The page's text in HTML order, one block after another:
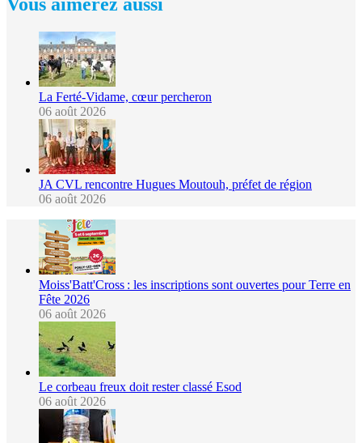
La Ferté-Vidame, cœur percheron
06 août 2026
JA CVL rencontre Hugues Moutouh, préfet de région
06 août 2026
Moiss'Batt'Cross : les inscriptions sont ouvertes pour Terre en
Fête 2026
06 août 2026
Le corbeau freux doit rester classé Esod
06 août 2026